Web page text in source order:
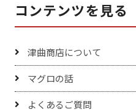
コンテンツを見る
津曲商店について
マグロの話
よくあるご質問